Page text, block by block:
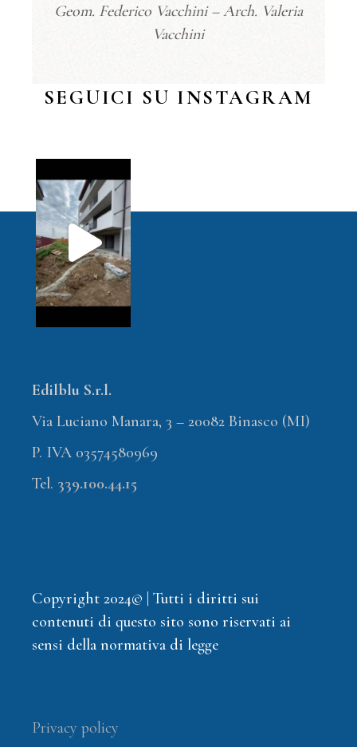
Geom. Federico Vacchini – Arch. Valeria
Vacchini
SEGUICI SU INSTAGRAM
Edilblu S.r.l.
Via Luciano Manara, 3 – 20082 Binasco (MI)
P. IVA 03574580969
Tel. 339.100.44.15
Copyright 2024© | Tutti i diritti sui
contenuti di questo sito sono riservati ai
sensi della normativa di legge
Privacy policy